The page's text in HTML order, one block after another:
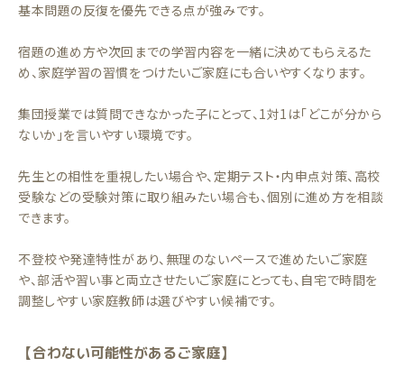
基本問題の反復を優先できる点が強みです。
宿題の進め方や次回までの学習内容を一緒に決めてもらえるた
め、家庭学習の習慣をつけたいご家庭にも合いやすくなります。
集団授業では質問できなかった子にとって、1対1は「どこが分から
ないか」を言いやすい環境です。
先生との相性を重視したい場合や、定期テスト・内申点対策、高校
受験などの受験対策に取り組みたい場合も、個別に進め方を相談
できます。
不登校や発達特性があり、無理のないペースで進めたいご家庭
や、部活や習い事と両立させたいご家庭にとっても、自宅で時間を
調整しやすい家庭教師は選びやすい候補です。
【合わない可能性があるご家庭】